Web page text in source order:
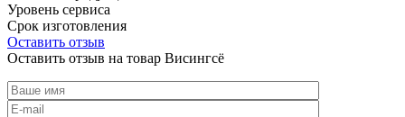
Уровень сервиса
Срок изготовления
Оставить отзыв
Оставить отзыв на товар Висингсё